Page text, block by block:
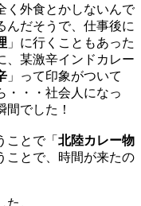
く外食とかしないんで
んだそうで、仕事後に
」に行くこともあった
、某激辛インドカレー
」って印象がついて
・・・社会人になっ
でした！
ことで「 北陸カレー物
ことで、時間が来たの
。